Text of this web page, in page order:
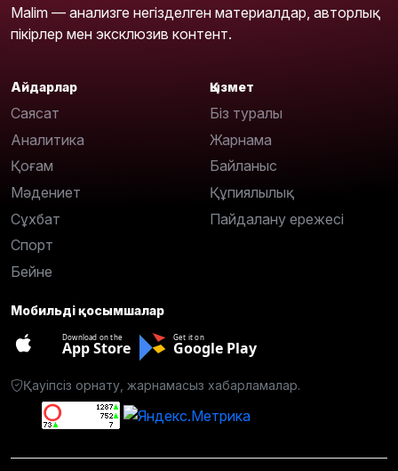
Malim — анализге негізделген материалдар, авторлық
пікірлер мен эксклюзив контент.
Айдарлар
Саясат
Аналитика
Қоғам
Мәдениет
Сұхбат
Спорт
Бейне
Қызмет
Біз туралы
Жарнама
Байланыс
Құпиялылық
Пайдалану ережесі
Мобильді қосымшалар
Download on the
App Store
Get it on
Google Play
Қауіпсіз орнату, жарнамасыз хабарламалар.